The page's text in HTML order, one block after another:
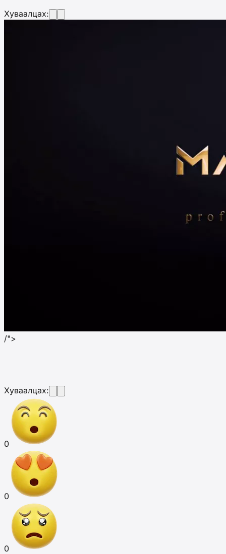
Хуваалцах:
/">
Хуваалцах:
0
0
0